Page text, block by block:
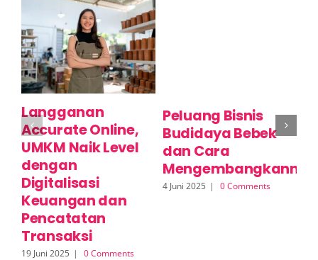
Langganan
Accurate Online,
UMKM Naik Level
dengan
Digitalisasi
Keuangan dan
Pencatatan
Transaksi
19 Juni 2025 | 0 Comments
Peluang Bisnis
Budidaya Bebek
dan Cara
Mengembangkannya
4 Juni 2025 | 0 Comments